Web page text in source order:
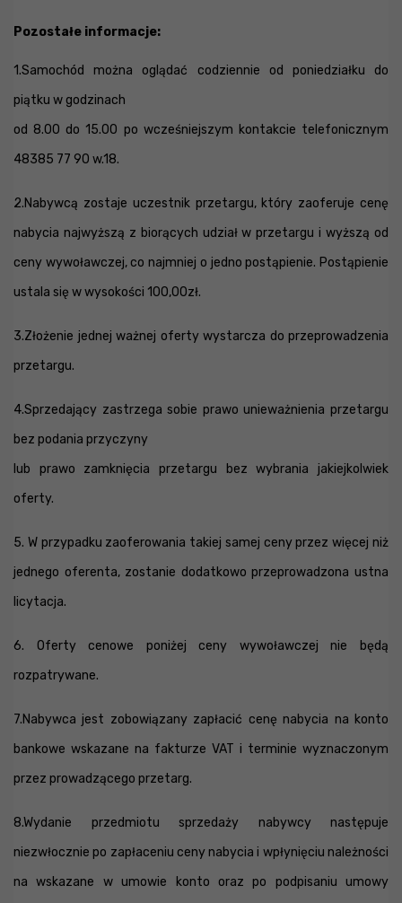
Pozostałe informacje:
1.Samochód można oglądać codziennie od poniedziałku do
piątku w godzinach
od 8.00 do 15.00 po wcześniejszym kontakcie telefonicznym
48385 77 90 w.18.
2.Nabywcą zostaje uczestnik przetargu, który zaoferuje cenę
nabycia najwyższą z biorących udział w przetargu i wyższą od
ceny wywoławczej, co najmniej o jedno postąpienie. Postąpienie
ustala się w wysokości 100,00zł.
3.Złożenie jednej ważnej oferty wystarcza do przeprowadzenia
przetargu.
4.Sprzedający zastrzega sobie prawo unieważnienia przetargu
bez podania przyczyny
lub prawo zamknięcia przetargu bez wybrania jakiejkolwiek
oferty.
5. W przypadku zaoferowania takiej samej ceny przez więcej niż
jednego oferenta, zostanie dodatkowo przeprowadzona ustna
licytacja.
6. Oferty cenowe poniżej ceny wywoławczej nie będą
rozpatrywane.
7.Nabywca jest zobowiązany zapłacić cenę nabycia na konto
bankowe wskazane na fakturze VAT i terminie wyznaczonym
przez prowadzącego przetarg.
8.Wydanie przedmiotu sprzedaży nabywcy następuje
niezwłocznie po zapłaceniu ceny nabycia i wpłynięciu należności
na wskazane w umowie konto oraz po podpisaniu umowy